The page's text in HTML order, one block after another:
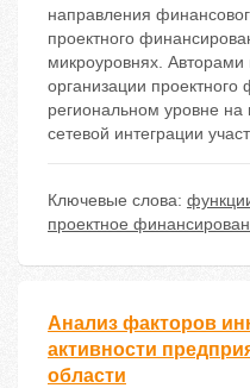
направления
проектного
микроуровнях.
организации
региональном уровне
сетевой интеграции
Ключевые слова:
проектное
Анализ факторов
активности
области